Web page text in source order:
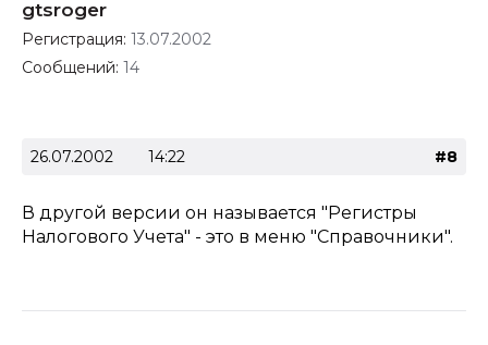
gtsroger
Регистрация: 13.07.2002
Сообщений: 14
26.07.2002 14:22 #8
В другой версии он называется "Регистры
Налогового Учета" - это в меню "Справочники".